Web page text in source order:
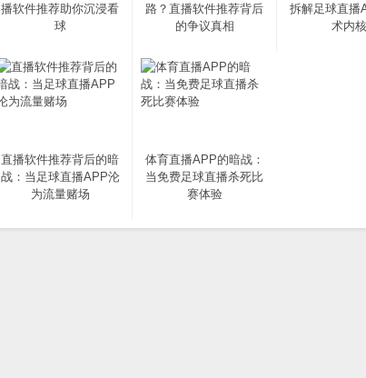
播软件推荐助你沉浸看
球
路？直播软件推荐背后
的争议真相
拆解足球直播
术内核
直播软件推荐背后的暗
战：当足球直播APP沦
为流量赌场
体育直播APP的暗战：
当免费足球直播杀死比
赛体验